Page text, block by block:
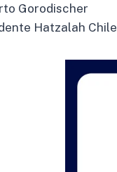
Gorodischer
Hatzalah Chile